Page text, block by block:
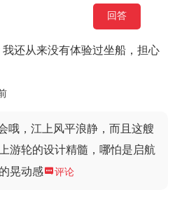
回答
还从来没有体验过坐船，担心
哦，江上风平浪静，而且这艘
游轮的设计精髓，哪怕是启航
晃动感评论